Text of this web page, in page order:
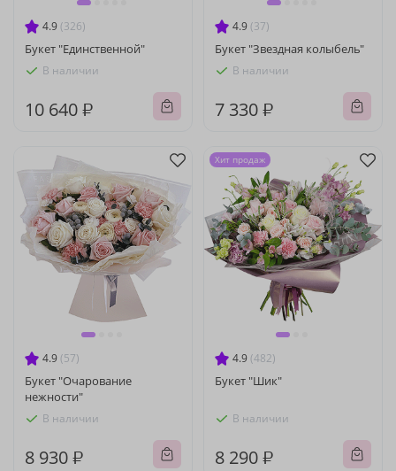
4.9 (326)
Букет "Единственной"
В наличии
10 640 ₽
4.9 (37)
Букет "Звездная колыбель"
В наличии
7 330 ₽
4.9 (57)
Букет "Очарование
нежности"
В наличии
8 930 ₽
4.9 (482)
Букет "Шик"
В наличии
8 290 ₽
Хит продаж